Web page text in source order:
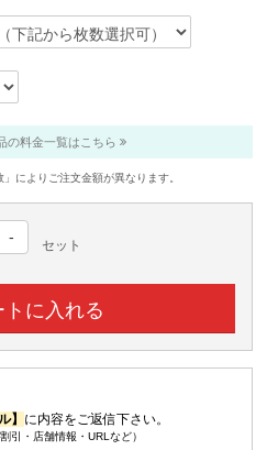
の料金一覧はこちら
」によりご注文金額が異なります。
-
セット
】 に内容をご返信下さい。
引・店舗情報・URLなど）